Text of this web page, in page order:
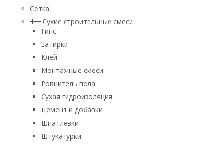
Сетка
Сухие строительные смеси
Гипс
Затирки
Клей
Монтажные смеси
Ровнитель пола
Сухая гидроизоляция
Цемент и добавки
Шпатлевки
Штукатурки